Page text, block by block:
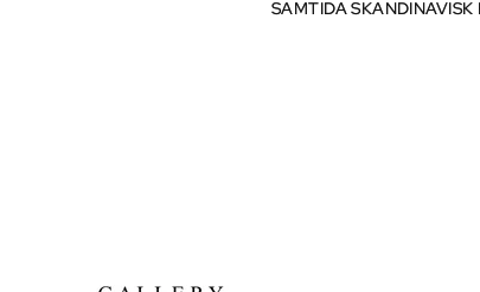
SAMTIDA SKANDINAVISK
SAMTIDA SKANDINAVISK